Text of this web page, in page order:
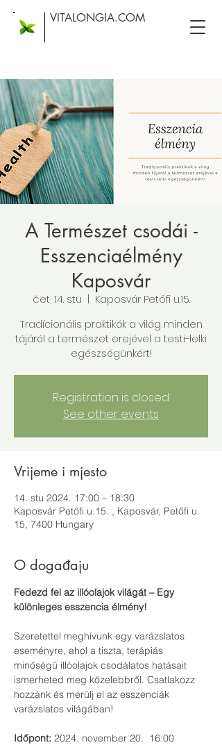
VITALONGIA.COM
A Természet csodái -
Esszenciaélmény
Kaposvár
čet, 14. stu
Kaposvár Petőfi u.15.
Tradícionális praktikák a világ minden
tájáról a természet erejével a testi-lelki
egészségünkért!
Registration is closed
See other events
Vrijeme i mjesto
14. stu 2024. 17:00 – 18:30
Kaposvár Petőfi u.15. , Kaposvár, Petőfi u.
15, 7400 Hungary
O događaju
Fedezd fel az illóolajok világát – Egy
különleges esszencia élmény!
Szeretettel meghívunk egy varázslatos
eseményre, ahol a tiszta, terápiás
minőségű illóolajok csodálatos hatásait
ismerheted meg közelebbről. Csatlakozz
hozzánk és merülj el az esszenciák
varázslatos világában!
Időpont: 2024. november 20.  16:00